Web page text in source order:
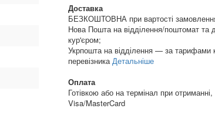
Доставка
БЕЗКОШТОВНА при вартості
Нова Пошта на відділення/поштомат та
кур'єром;
Укрпошта на відділення — за тарифами
перевізника Детальніше
Оплата
Готівкою або на термінал при отриманні,
Visa/MasterCard